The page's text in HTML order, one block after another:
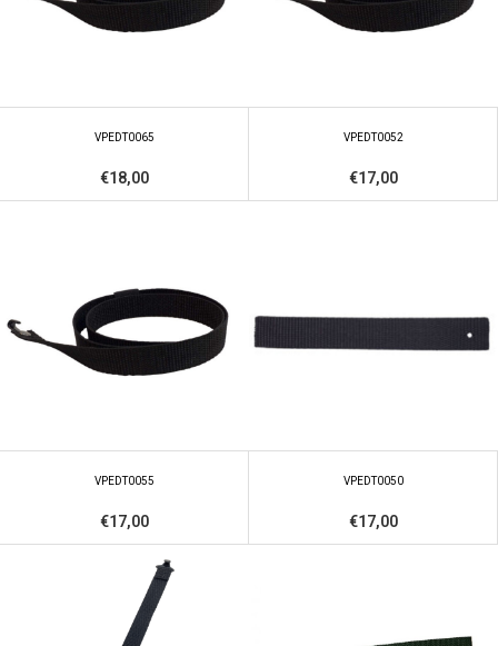
VPEDT0065
€18,00
VPEDT0052
€17,00
VPEDT0055
€17,00
VPEDT0050
€17,00